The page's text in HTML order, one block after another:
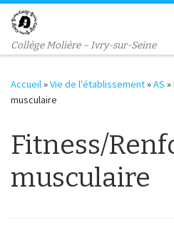
Passer au contenu
Collège Molière – Ivry-sur-Seine
Accueil »Vie de l'établissement»AS »
musculaire
Fitness/
musculaire